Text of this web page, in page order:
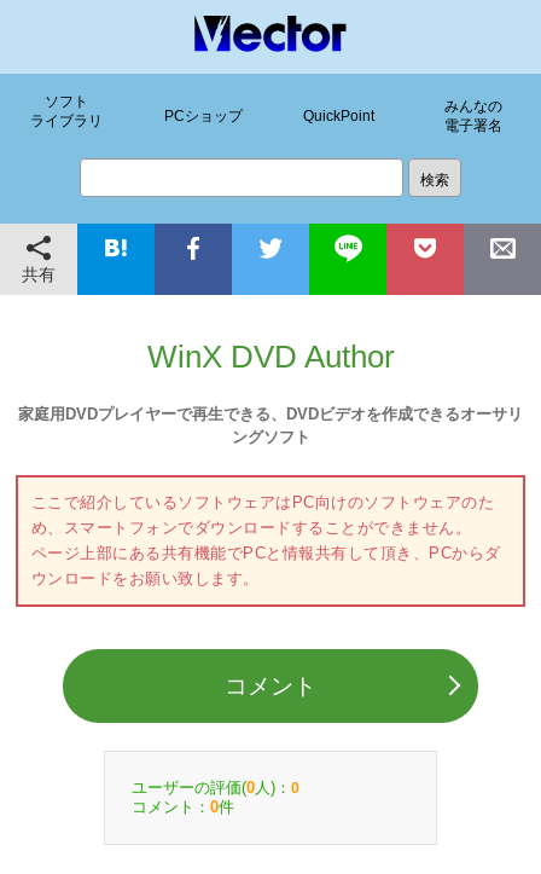
ソフト
ライブラリ
PCショップ QuickPoint
みんなの
電子署名
共有
WinX DVD Author
家庭用DVDプレイヤーで再生できる、DVDビデオを作成できるオーサリ
ングソフト
ここで紹介しているソフトウェアはPC向けのソフトウェアのた
め、スマートフォンでダウンロードすることができません。
ページ上部にある共有機能でPCと情報共有して頂き、PCからダ
ウンロードをお願い致します。
コメント
ユーザーの評価(0 人)： 0
コメント： 0件